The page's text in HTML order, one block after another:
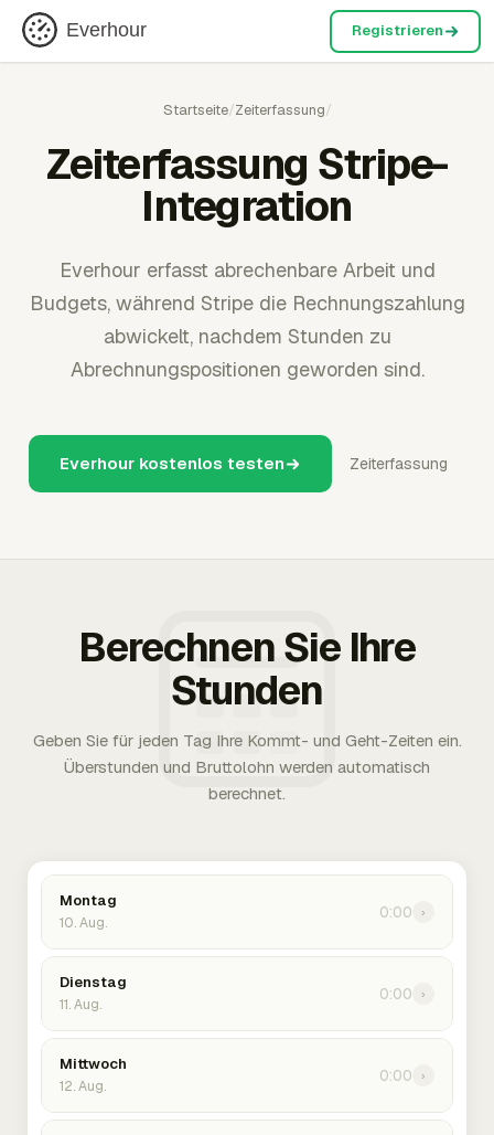
Everhour Registrieren
Startseite/Zeiterfassung/
Zeiterfassung Stripe-
Integration
Everhour erfasst abrechenbare Arbeit und
Budgets, während Stripe die Rechnungszahlung
abwickelt, nachdem Stunden zu
Abrechnungspositionen geworden sind.
Everhour kostenlos testen Zeiterfassung
Berechnen Sie Ihre
Stunden
Geben Sie für jeden Tag Ihre Kommt- und Geht-Zeiten ein.
Überstunden und Bruttolohn werden automatisch
berechnet.
Montag
10. Aug.
0:00 ›
Dienstag
11. Aug.
0:00 ›
Mittwoch
12. Aug.
0:00 ›